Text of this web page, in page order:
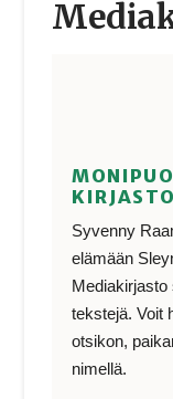
Syvenny
elämään
Mediakirjasto
tekstejä. Voit
otsikon,
nimellä.